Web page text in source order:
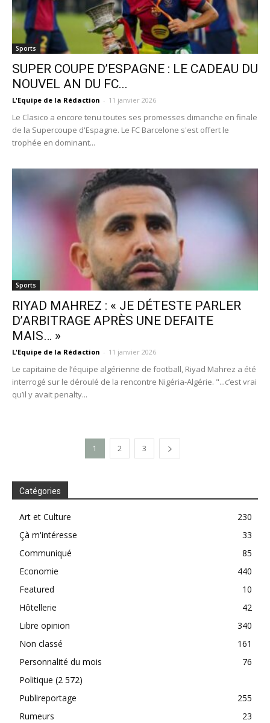
Sports
SUPER COUPE D’ESPAGNE : LE CADEAU DU
NOUVEL AN DU FC...
L'Equipe de la Rédaction - 11 janvier 2026
Le Clasico a encore tenu toutes ses promesses dimanche en finale
de la Supercoupe d'Espagne. Le FC Barcelone s'est offert le
trophée en dominant...
Sports
RIYAD MAHREZ : « JE DÉTESTE PARLER
D’ARBITRAGE APRÈS UNE DEFAITE
MAIS… »
L'Equipe de la Rédaction - 11 janvier 2026
Le capitaine de l’équipe algérienne de football, Riyad Mahrez a été
interrogé sur le déroulé de la rencontre Nigéria-Algérie. "...c’est vrai
qu’il y avait penalty...
1 2 3
Catégories
Art et Culture
230
Çà m'intéresse
33
Communiqué
85
Economie
440
Featured
10
Hôtellerie
42
Libre opinion
340
Non classé
161
Personnalité du mois
76
Politique (2 572)
Publireportage
255
Rumeurs
23